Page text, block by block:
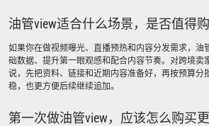
油管view适合什么场景，是否值得购
如果你在做视频曝光、直播预热和内容分发需求，油
础数据、提升第一眼观感和配合内容节奏。对跨境卖
说，先把资料、链接和近期内容准备好，再按预算分
稳，也更方便后续继续追加。
第一次做油管view，应该怎么购买更